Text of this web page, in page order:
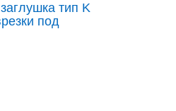
тип K
под